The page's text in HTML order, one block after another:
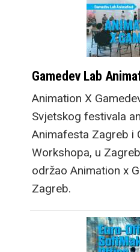
Gamedev Lab
Animation X
Svjetskog festivala
Animafesta Zagreb i
Workshopa, u
održao Animation x
Zagreb.